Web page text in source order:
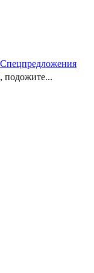
Спецпредложения
подожите...